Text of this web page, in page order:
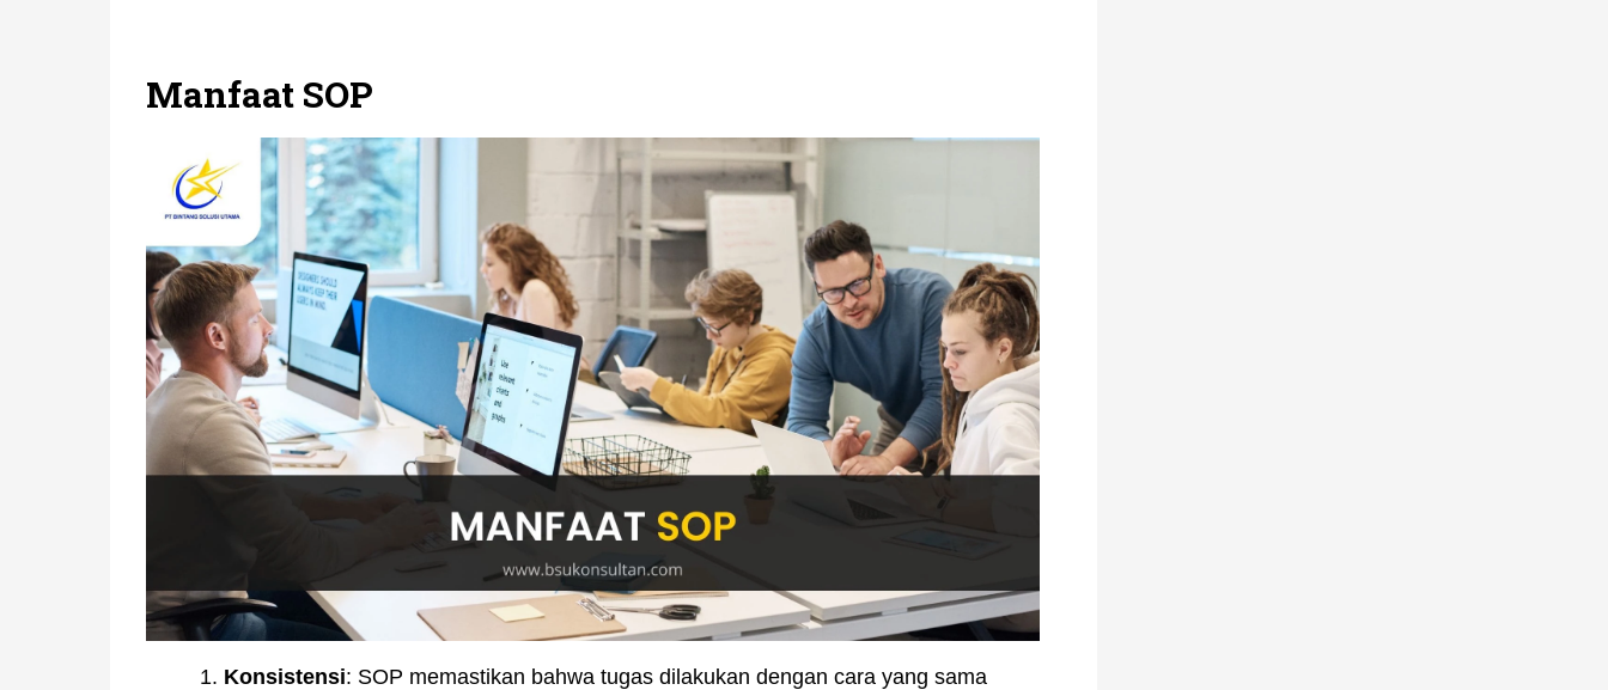
Manfaat SOP
1. Konsistensi: SOP memastikan bahwa tugas dilakukan dengan cara yang sama